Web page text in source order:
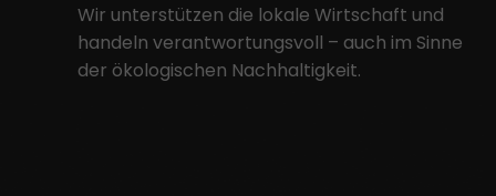
Wir unterstützen die lokale Wirtschaft und
handeln verantwortungsvoll – auch im Sinne
der ökologischen Nachhaltigkeit.